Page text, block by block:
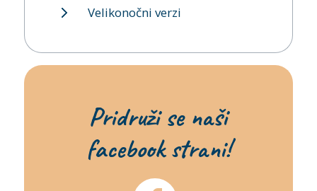
Velikonočni verzi
Pridruži se naši
facebook strani!